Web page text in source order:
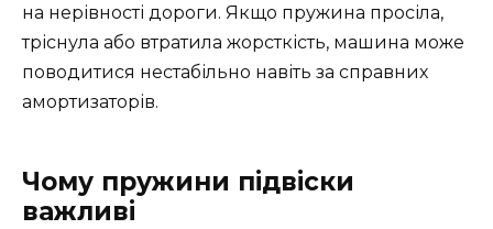
на нерівності дороги. Якщо пружина просіла,
тріснула або втратила жорсткість, машина може
поводитися нестабільно навіть за справних
амортизаторів.
Чому пружини підвіски
важливі